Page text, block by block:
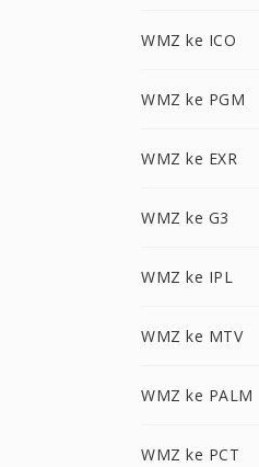
WMZ ke ICO
WMZ ke PGM
WMZ ke EXR
WMZ ke G3
WMZ ke IPL
WMZ ke MTV
WMZ ke PALM
WMZ ke PCT